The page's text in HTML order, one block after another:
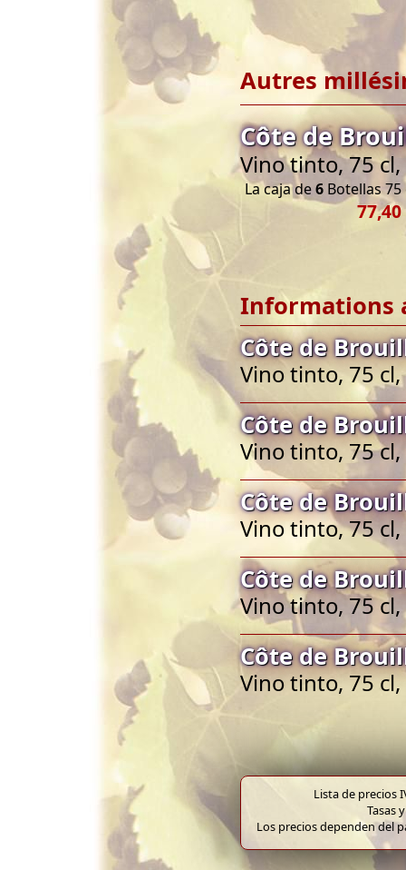
Autres
Côte de
Vino tinto, 75
La caja de6 Botellas 75
77,40
Informations
Côte de
Vino tinto, 75
Côte de
Vino tinto, 75
Côte de
Vino tinto, 75
Côte de
Vino tinto, 75
Côte de
Vino tinto, 75
Lista de precios
Tasas
Los precios dependen del